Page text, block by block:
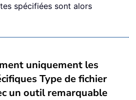
spécifiées sont alors
uniquement les
Type de fichier
un outil remarquable